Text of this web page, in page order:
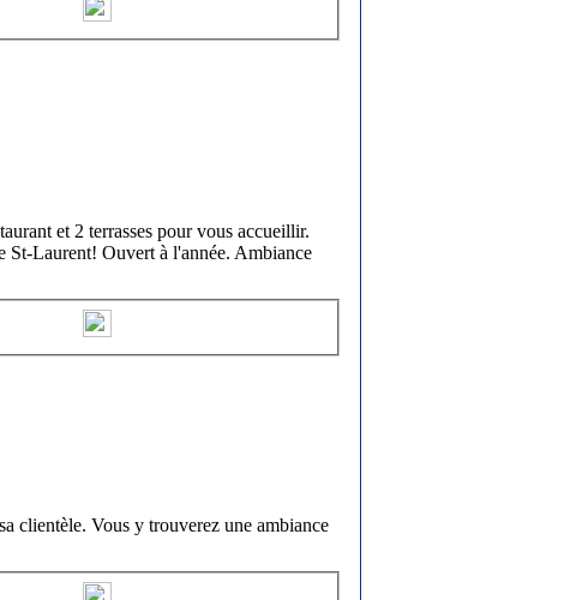
et 2 terrasses pour vous accueillir.
St-Laurent! Ouvert à l'année. Ambiance
clientèle. Vous y trouverez une ambiance